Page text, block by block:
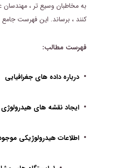
به مخاطبان وسیع تر ، مهندسان
کنند ، برساند. این فهرست جامع
فهرست مطالب:
• درباره داده های جغرافیایی
• ایجاد نقشه های هیدرولوژی
• اطلاعات هیدرولوژیکی